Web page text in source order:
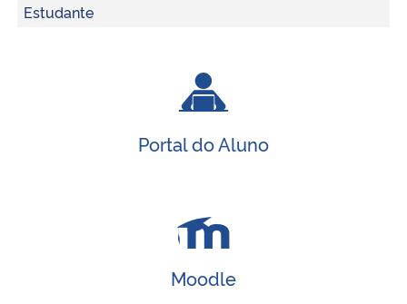
Secretaria-Geral
Gabinete de Segurança Institucional
Estudante
Portal do Aluno
Moodle